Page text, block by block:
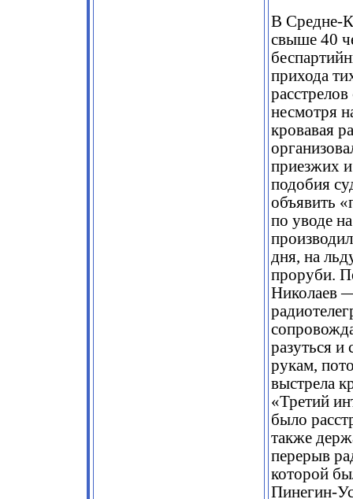
В Средне-
свыше 40
прихода
несмотря
кровавая
приезжих
подобия
объявить
по уводе
дня, на
проруби.
Николаев
разуться и
рукам,
выстрела
«Третий
было
также
перерыв
которой
Пинегин-